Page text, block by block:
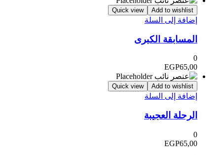
Add to wishlist
Quick view
إضافة إلى السلة
المسابقة الكبرى
0
EGP65,00
Add to wishlist
Quick view
إضافة إلى السلة
الرحلة العجيبة
0
EGP65,00